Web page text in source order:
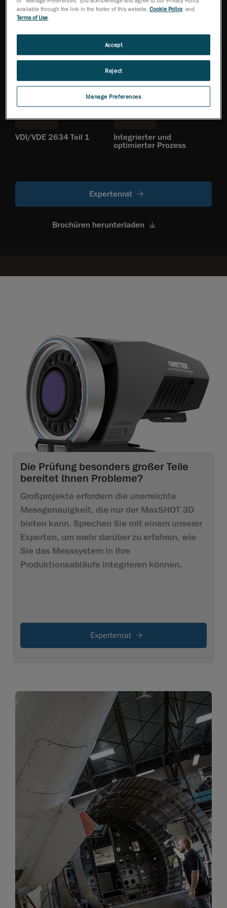
mm/m
Weltweiter Support
VDI/VDE 2634 Teil 1
Integrierter und
optimierter Prozess
Expertenrat
Brochüren herunterladen
Die Prüfung besonders großer Teile
bereitet Ihnen Probleme?
Großprojekte erfordern die unerreichte
Messgenauigkeit, die nur der MaxSHOT 3D
bieten kann. Sprechen Sie mit einem unserer
Experten, um mehr darüber zu erfahren, wie
Sie das Messsystem in Ihre
Produktionsabläufe integrieren können.
Expertenrat
available through the link in the footer of this website,Cookie Policy, and
Terms of Use.
Manage Preferences
Reject
Accept